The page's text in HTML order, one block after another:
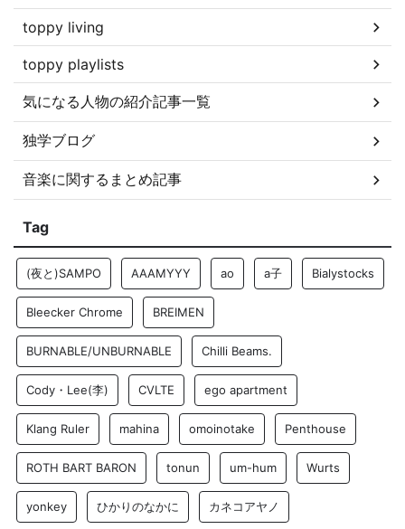
toppy living
toppy playlists
気になる人物の紹介記事一覧
独学ブログ
音楽に関するまとめ記事
Tag
(夜と)SAMPO AAAMYYY ao a子 Bialystocks
Bleecker Chrome BREIMEN
BURNABLE/UNBURNABLE Chilli Beams.
Cody・Lee(李) CVLTE ego apartment
Klang Ruler mahina omoinotake Penthouse
ROTH BART BARON tonun um-hum Wurts
yonkey ひかりのなかに カネコアヤノ